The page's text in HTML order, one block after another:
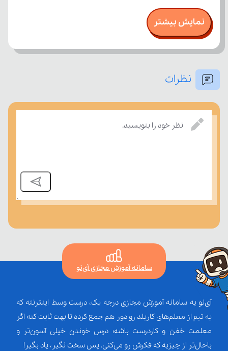
نمایش بیشتر
نظرات
نظر خود را بنویسید.
سامانه آموزش مجازی آی‌نو
آی‌نو یه سامانه آموزش مجازی درجه یک، درست وسط اینترنته که
یه تیم از معلم‌‌های کاربلد رو دور هم جمع کرده تا بهت ثابت کنه اگر
معلمت خفن و کاردرست باشه؛ درس خوندن خیلی آسون‌تر و
باحال‌تر از چیزیه که فکرش رو می‌کنی. پس سخت نگیر، یاد بگیر!